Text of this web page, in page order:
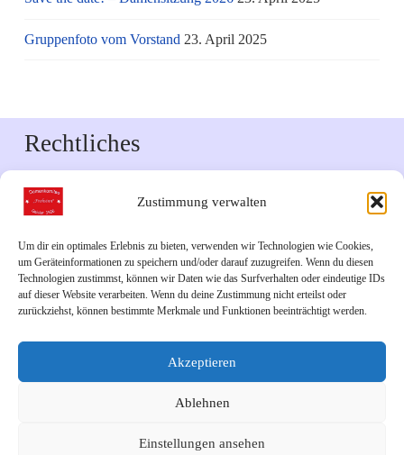
Zustimmung verwalten
Um dir ein optimales Erlebnis zu bieten, verwenden wir Technologien wie Cookies,
um Geräteinformationen zu speichern und/oder darauf zuzugreifen. Wenn du diesen
Technologien zustimmst, können wir Daten wie das Surfverhalten oder eindeutige IDs
auf dieser Website verarbeiten. Wenn du deine Zustimmung nicht erteilst oder
zurückziehst, können bestimmte Merkmale und Funktionen beeinträchtigt werden.
Akzeptieren
Ablehnen
Einstellungen ansehen
Gruppenfoto vom Vorstand 23. April 2025
Rechtliches
Impressum
Datenschutzerklärung
Downloads
Veranstaltungskalender 2026
Links